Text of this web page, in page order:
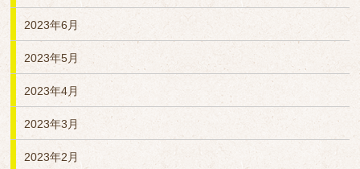
2023年6月
2023年5月
2023年4月
2023年3月
2023年2月